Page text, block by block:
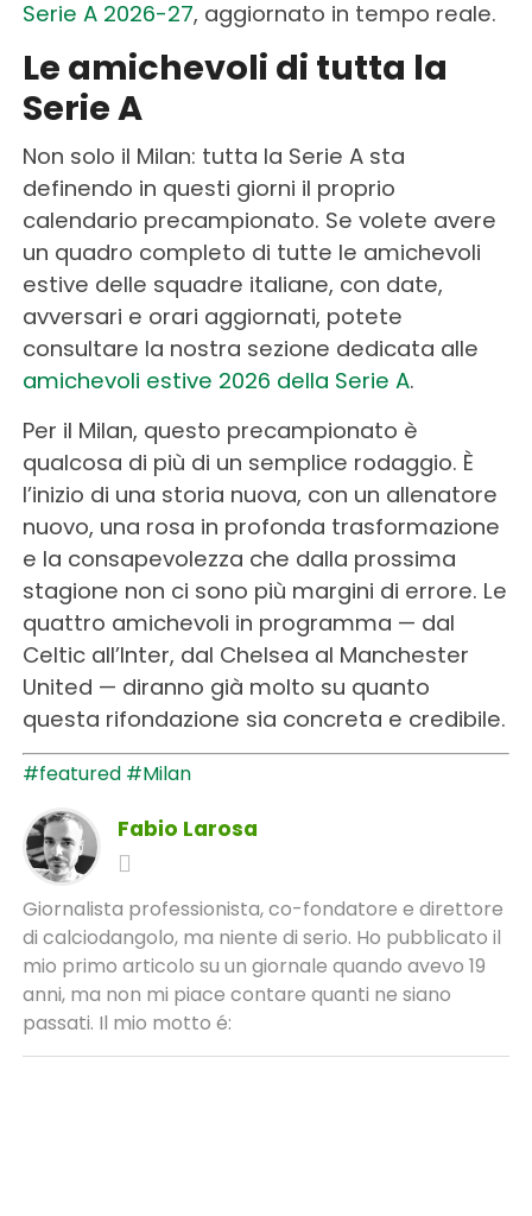
Serie A 2026-27, aggiornato in tempo reale.
Le amichevoli di tutta la
Serie A
Non solo il Milan: tutta la Serie A sta
definendo in questi giorni il proprio
calendario precampionato. Se volete avere
un quadro completo di tutte le amichevoli
estive delle squadre italiane, con date,
avversari e orari aggiornati, potete
consultare la nostra sezione dedicata alle
amichevoli estive 2026 della Serie A.
Per il Milan, questo precampionato è
qualcosa di più di un semplice rodaggio. È
l’inizio di una storia nuova, con un allenatore
nuovo, una rosa in profonda trasformazione
e la consapevolezza che dalla prossima
stagione non ci sono più margini di errore. Le
quattro amichevoli in programma — dal
Celtic all’Inter, dal Chelsea al Manchester
United — diranno già molto su quanto
questa rifondazione sia concreta e credibile.
#featured #Milan
Fabio Larosa
Giornalista professionista, co-fondatore e direttore
di calciodangolo, ma niente di serio. Ho pubblicato il
mio primo articolo su un giornale quando avevo 19
anni, ma non mi piace contare quanti ne siano
passati. Il mio motto é: